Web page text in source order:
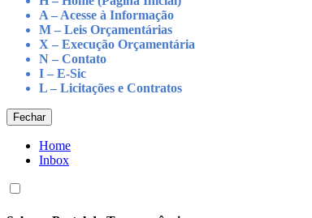
A – Acesse à Informação
M – Leis Orçamentárias
X – Execução Orçamentária
N – Contato
I – E-Sic
L – Licitações e Contratos
Fechar
Home
Inbox